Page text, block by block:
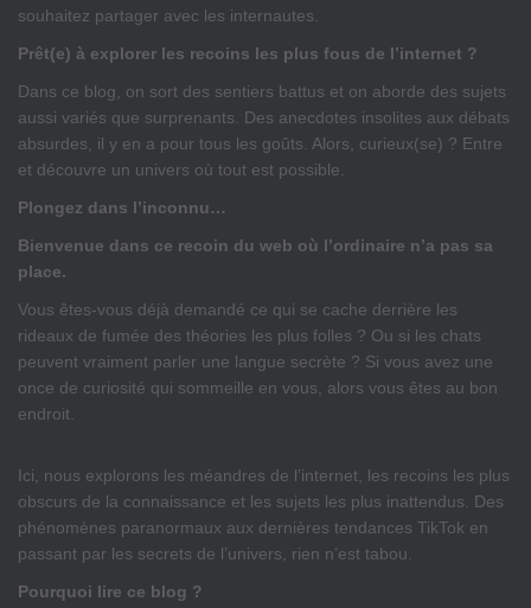
souhaitez partager avec les internautes.
Prêt(e) à explorer les recoins les plus fous de l’internet ?
Dans ce blog, on sort des sentiers battus et on aborde des sujets
aussi variés que surprenants. Des anecdotes insolites aux débats
absurdes, il y en a pour tous les goûts. Alors, curieux(se) ? Entre
et découvre un univers où tout est possible.
Plongez dans l’inconnu…
Bienvenue dans ce recoin du web où l’ordinaire n’a pas sa
place.
Vous êtes-vous déjà demandé ce qui se cache derrière les
rideaux de fumée des théories les plus folles ? Ou si les chats
peuvent vraiment parler une langue secrète ? Si vous avez une
once de curiosité qui sommeille en vous, alors vous êtes au bon
endroit.
Ici, nous explorons les méandres de l’internet, les recoins les plus
obscurs de la connaissance et les sujets les plus inattendus. Des
phénomènes paranormaux aux dernières tendances TikTok en
passant par les secrets de l’univers, rien n’est tabou.
Pourquoi lire ce blog ?